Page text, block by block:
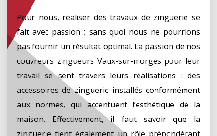
Pour nous, réaliser des travaux de zinguerie se
fait avec passion ; sans quoi nous ne pourrions
pas fournir un résultat optimal. La passion de nos
couvreurs zingueurs Vaux-sur-morges pour leur
travail se sent travers leurs réalisations : des
accessoires de zinguerie installés conformément
aux normes, qui accentuent l’esthétique de la
maison. Effectivement, il faut savoir que la
zinguerie tient également un rôle prépondérant